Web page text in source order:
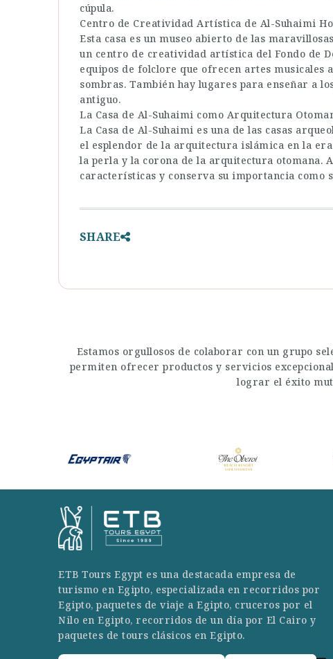
cúpula.
Centro de Creatividad Artística de Al-Suhaimi
Esta casa es un museo abierto de las
un centro de creatividad artística del Fondo de
equipos de folclore que ofrecen artes
sombras. También hay lugares para enseñar a
antiguo.
La Casa de Al-Suhaimi como Arquitectura
La Casa de Al-Suhaimi es una de las casas
el esplendor de la arquitectura islámica en la
la perla y la corona de la arquitectura otomana.
características y conserva su importancia
SHARE
Estamos orgullosos de colaborar con un grupo
permiten ofrecer productos y servicios
lograr el éxito
ETB Tours Egypt es una destacada empresa de
turismo en Egipto, especializada en recorridos por
Egipto, paquetes de viaje a Egipto, cruceros por el
Nilo en Egipto, recorridos de un día por El Cairo y
paquetes de tours clásicos en Egipto.